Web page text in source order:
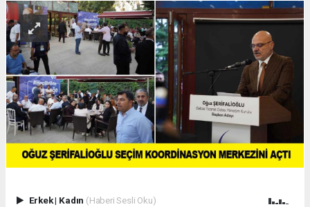
Erkek| Kadın (Haberi Sesli Oku)